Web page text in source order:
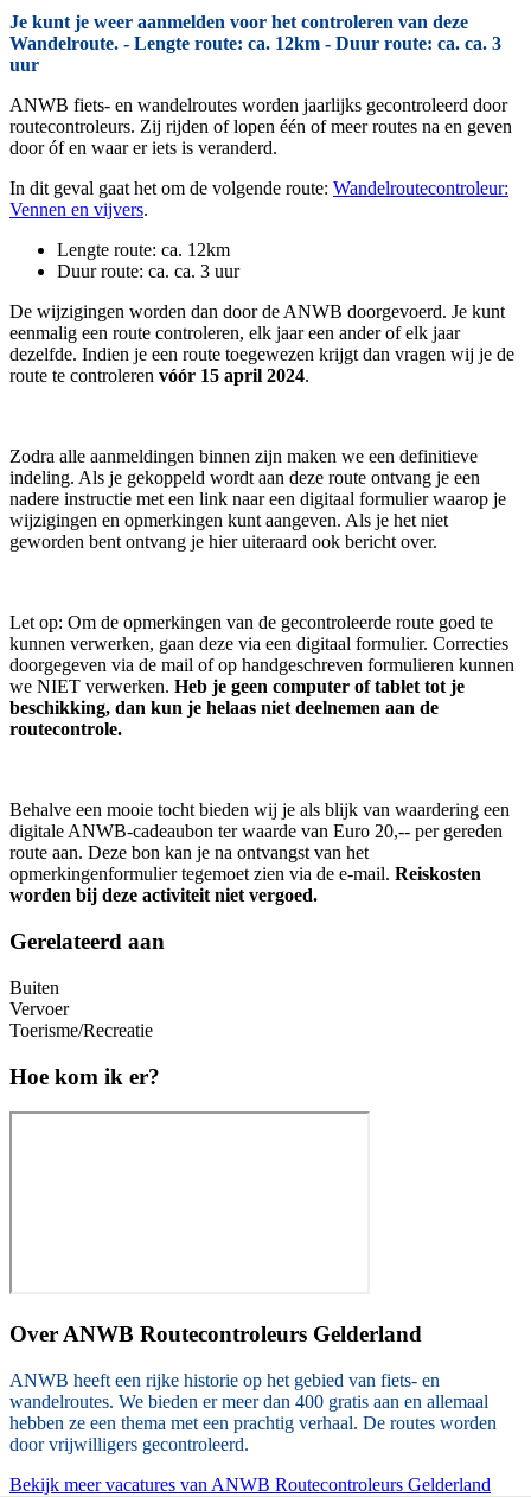
Je kunt je weer aanmelden voor het controleren van deze
Wandelroute. - Lengte route: ca. 12km - Duur route: ca. ca. 3
uur
ANWB fiets- en wandelroutes worden jaarlijks gecontroleerd door
routecontroleurs. Zij rijden of lopen één of meer routes na en geven
door óf en waar er iets is veranderd.
In dit geval gaat het om de volgende route: Wandelroutecontroleur:
Vennen en vijvers.
Lengte route: ca. 12km
Duur route: ca. ca. 3 uur
De wijzigingen worden dan door de ANWB doorgevoerd. Je kunt
eenmalig een route controleren, elk jaar een ander of elk jaar
dezelfde. Indien je een route toegewezen krijgt dan vragen wij je de
route te controleren vóór 15 april 2024.
Zodra alle aanmeldingen binnen zijn maken we een definitieve
indeling. Als je gekoppeld wordt aan deze route ontvang je een
nadere instructie met een link naar een digitaal formulier waarop je
wijzigingen en opmerkingen kunt aangeven. Als je het niet
geworden bent ontvang je hier uiteraard ook bericht over.
Let op: Om de opmerkingen van de gecontroleerde route goed te
kunnen verwerken, gaan deze via een digitaal formulier. Correcties
doorgegeven via de mail of op handgeschreven formulieren kunnen
we NIET verwerken. Heb je geen computer of tablet tot je
beschikking, dan kun je helaas niet deelnemen aan de
routecontrole.
Behalve een mooie tocht bieden wij je als blijk van waardering een
digitale ANWB-cadeaubon ter waarde van Euro 20,-- per gereden
route aan. Deze bon kan je na ontvangst van het
opmerkingenformulier tegemoet zien via de e-mail. Reiskosten
worden bij deze activiteit niet vergoed.
Gerelateerd aan
Buiten
Vervoer
Toerisme/Recreatie
Hoe kom ik er?
Over ANWB Routecontroleurs Gelderland
ANWB heeft een rijke historie op het gebied van fiets- en
wandelroutes. We bieden er meer dan 400 gratis aan en allemaal
hebben ze een thema met een prachtig verhaal. De routes worden
door vrijwilligers gecontroleerd.
Bekijk meer vacatures van ANWB Routecontroleurs Gelderland